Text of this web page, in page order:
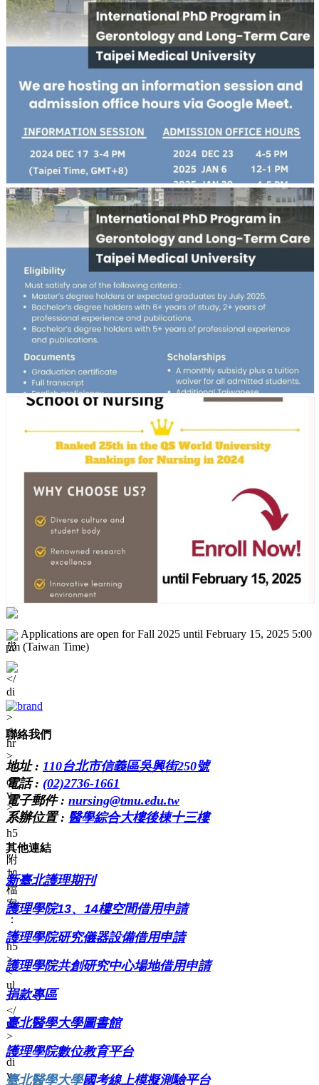
Applications are open for Fall 2025 until February 15, 2025 5:00
pm (Taiwan Time)
聯絡我們
地址 : 110台北市信義區吳興街250號
電話 : (02)2736-1661
電子郵件 : nursing@tmu.edu.tw
系辦位置 : 醫學綜合大樓後棟十三樓
其他連結
新臺北護理期刊
護理學院13、14樓空間借用申請
護理學院研究儀器設備借用申請
護理學院共創研究中心場地借用申請
捐款專區
臺北醫學大學圖書館
護理學院數位教育平台
臺北醫學大學國考線上模擬測驗平台